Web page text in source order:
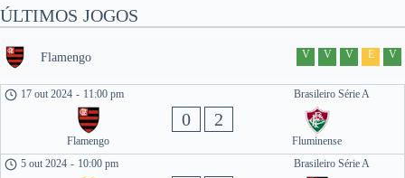
ÚLTIMOS JOGOS
Flamengo V V V E V
Brasileiro Série A
17 out 2024 - 11:00 pm
Flamengo
0 2
Fluminense
Brasileiro Série A
5 out 2024 - 10:00 pm